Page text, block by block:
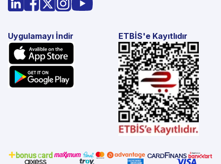
Uygulamayı İndir ETBİS'e Kayıtlıdır